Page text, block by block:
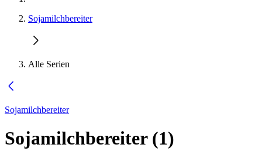
Sojamilchbereiter
Alle Serien
Sojamilchbereiter
Sojamilchbereiter(1)